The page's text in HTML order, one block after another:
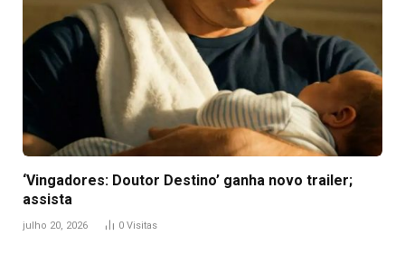
‘Vingadores: Doutor Destino’ ganha novo trailer;
assista
julho 20, 2026 0 Visitas